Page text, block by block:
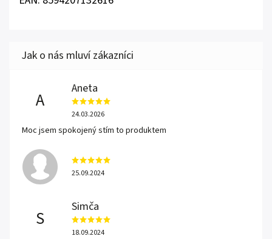
A
Aneta
24.03.2026
Moc jsem spokojený stím to produktem
25.09.2024
S
Simča
18.09.2024